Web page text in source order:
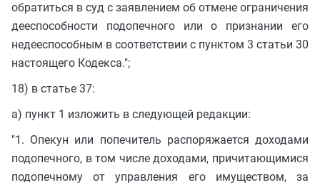
обратиться в суд с заявлением об отмене ограничения
дееспособности подопечного или о признании его
недееспособным в соответствии с пунктом 3 статьи 30
настоящего Кодекса.";
18) в статье 37:
а) пункт 1 изложить в следующей редакции:
"1. Опекун или попечитель распоряжается доходами
подопечного, в том числе доходами, причитающимися
подопечному от управления его имуществом, за